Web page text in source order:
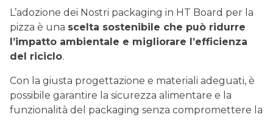
L’adozione dei Nostri packaging in HT Board per la
pizza è una scelta sostenibile che può ridurre
l’impatto ambientale e migliorare l’efficienza
del riciclo.
Con la giusta progettazione e materiali adeguati, è
possibile garantire la sicurezza alimentare e la
funzionalità del packaging senza compromettere la